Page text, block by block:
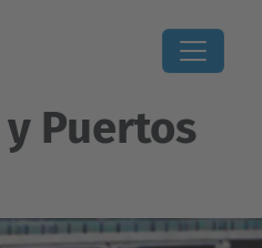
Puertos